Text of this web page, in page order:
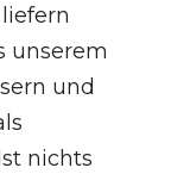
unserem
und
nichts